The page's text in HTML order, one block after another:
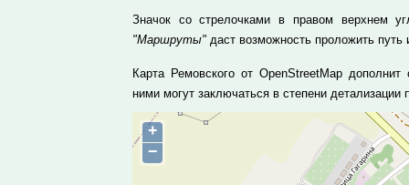
Значок со стрелочками в правом верхнем
"Маршруты" даст возможность проложить путь
Карта Ремовского от OpenStreetMap
ними могут заключаться в степени
+
−